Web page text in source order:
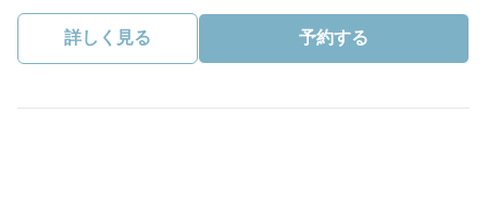
詳しく見る 予約する